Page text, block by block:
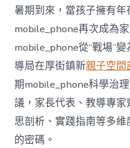
暑期到來，當孩子擁有年
mobile_phone再次成為
mobile_phone從“戰場”
導局在厚街鎮新親子空間
期mobile_phone科學治
議，家長代表、教導專
思剖析、實踐指南等多
的密碼。